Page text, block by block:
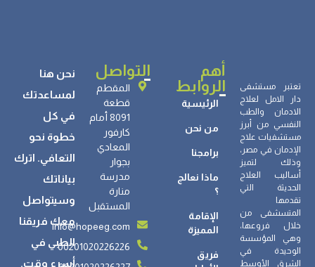
تعتبر مستشفى
دار الامل لعلاج
الادمان والطب
النفسي من أبرز
مستشفيات علاج
الإدمان في مصر،
وذلك لتميز
أساليب العلاج
الحديثة التي
تقدمها
المتسشفى من
خلال فروعها،
وهي المؤسسة
الوحيدة في
الشرق الأوسط
أهم
الروابط
الرئيسية
من نحن
برامجنا
ماذا نعالج
؟
الإقامة
المميزة
فريق
التواصل
المقطم
قطعة
8091 أمام
كارفور
المعادي
بجوار
مدرسة
منارة
المستقبل
info@hopeeg.com
00201020226226
نحن هنا
لمساعدتك
في كل
خطوة نحو
التعافي. اترك
بياناتك
وسيتواصل
معك فريقنا
الطبي في
أسرع وقت.